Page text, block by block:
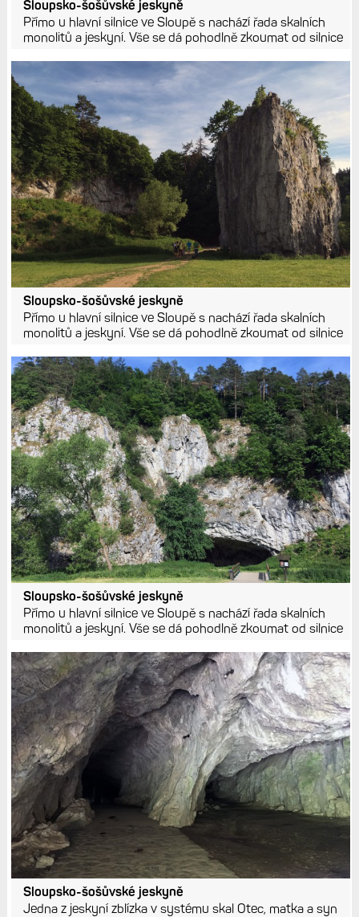
Sloupsko-šošůvské jeskyně
Přímo u hlavní silnice ve Sloupě s nachází řada skalních
monolitů a jeskyní. Vše se dá pohodlně zkoumat od silnice
Sloupsko-šošůvské jeskyně
Přímo u hlavní silnice ve Sloupě s nachází řada skalních
monolitů a jeskyní. Vše se dá pohodlně zkoumat od silnice
Sloupsko-šošůvské jeskyně
Přímo u hlavní silnice ve Sloupě s nachází řada skalních
monolitů a jeskyní. Vše se dá pohodlně zkoumat od silnice
Sloupsko-šošůvské jeskyně
Jedna z jeskyní zblízka v systému skal Otec, matka a syn